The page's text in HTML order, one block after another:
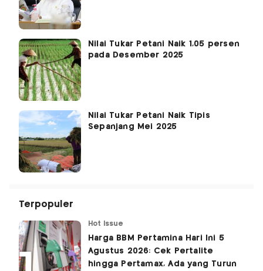
Nilai Tukar Petani Naik 1,05 persen
pada Desember 2025
Nilai Tukar Petani Naik Tipis
Sepanjang Mei 2025
Terpopuler
Hot Issue
Harga BBM Pertamina Hari Ini 5
Agustus 2026: Cek Pertalite
hingga Pertamax, Ada yang Turun